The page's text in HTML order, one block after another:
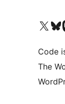
Bezoek ons X
Code
The